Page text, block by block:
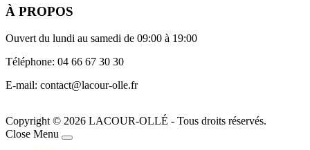
À PROPOS
Ouvert du lundi au samedi de 09:00 à 19:00
Téléphone: 04 66 67 30 30
E-mail: contact@lacour-olle.fr
Copyright © 2026 LACOUR-OLLÉ - Tous droits réservés.
Joomla! 3 Templates
Close Menu